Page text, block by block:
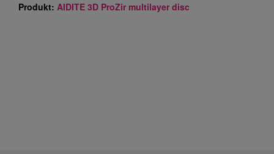
Produkt: AIDITE 3D ProZir multilayer disc